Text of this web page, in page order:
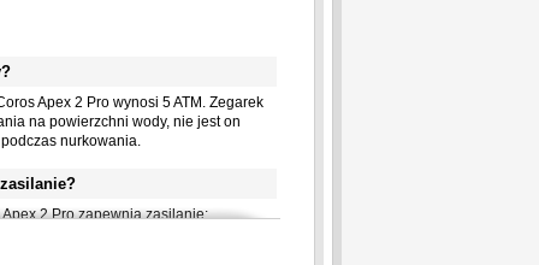
Always-On Memory LCD (64 kolory)
Apex 2 Pro wynosi 5 ATM. Zegarek
na powierzchni wody, nie jest on
nurkowania.
2 Pro zapewnia zasilanie:
(GPS, GLONASS, Galileo,